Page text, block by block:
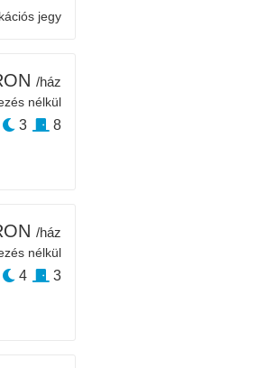
jegy
/ház
nélkül
3 8
/ház
nélkül
4 3